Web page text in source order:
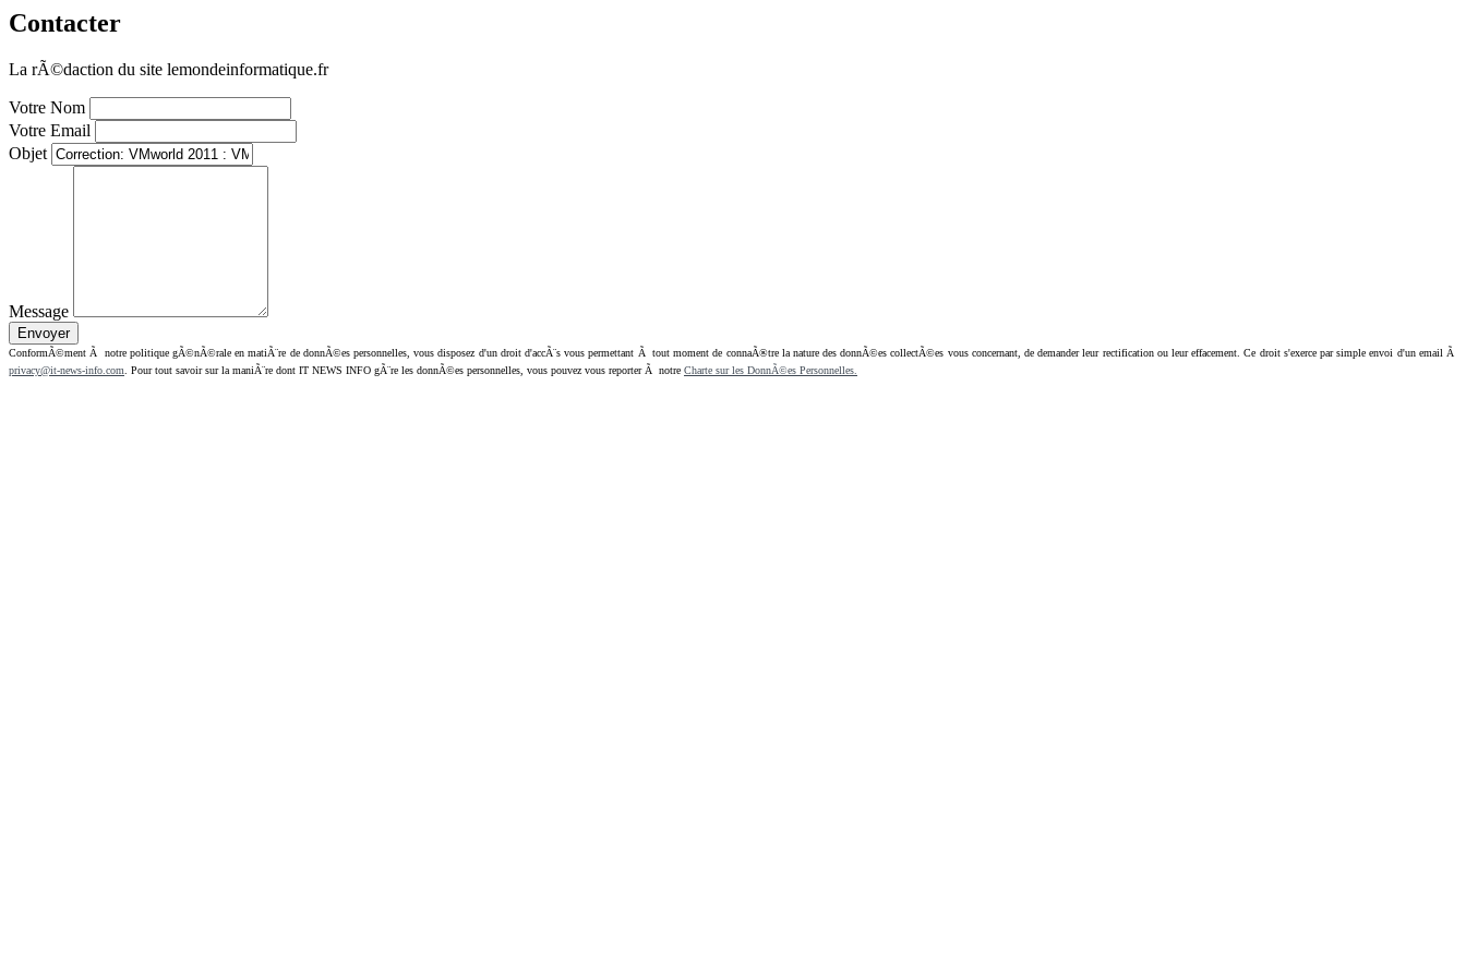
Contacter
La rÃ©daction du site lemondeinformatique.fr
Votre Nom
Votre Email
Objet
Message
ConformÃ©ment Ã notre politique gÃ©nÃ©rale en matiÃ¨re de donnÃ©es personnelles, vous disposez d'un droit d'accÃ¨s vous permettant Ã tout moment de connaÃ®tre la nature des donnÃ©es collectÃ©es vous concernant, de demander leur rectification ou leur effacement. Ce droit s'exerce par simple envoi d'un email Ã
privacy@it-news-info.com . Pour tout savoir sur la maniÃ¨re dont IT NEWS INFO gÃ¨re les donnÃ©es personnelles, vous pouvez vous reporter Ã notre Charte sur les DonnÃ©es Personnelles.